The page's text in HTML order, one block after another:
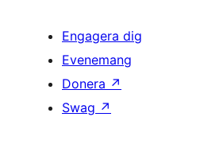
Engagera dig
Evenemang
Donera ↗
Swag ↗